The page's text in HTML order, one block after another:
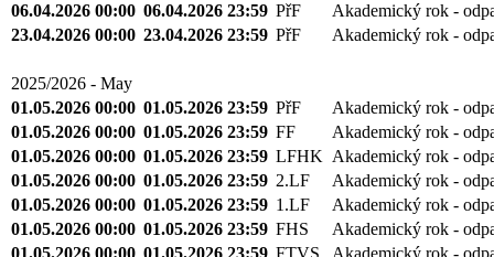
06.04.2026 00:00 06.04.2026 23:59 PřF
Akademický rok -
23.04.2026 00:00 23.04.2026 23:59 PřF Akademický rok -
2025/2026 - May
01.05.2026 00:00 01.05.2026 23:59 PřF
Akademický rok -
01.05.2026 00:00 01.05.2026 23:59 FF
Akademický rok -
01.05.2026 00:00 01.05.2026 23:59 LFHK Akademický rok -
01.05.2026 00:00 01.05.2026 23:59 2.LF
Akademický rok -
01.05.2026 00:00 01.05.2026 23:59 1.LF
Akademický rok -
01.05.2026 00:00 01.05.2026 23:59 FHS
Akademický rok -
01.05.2026 00:00 01.05.2026 23:59 FTVS Akademický rok -